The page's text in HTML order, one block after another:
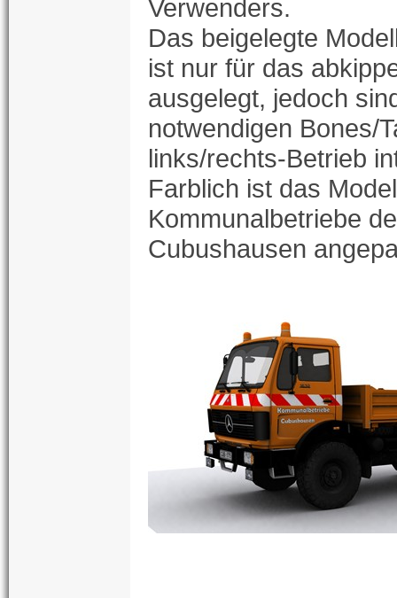
Verwenders.
Das beigelegte
ist nur für das
ausgelegt, jedoch
notwendigen Bones/
links/rechts-Betrieb
Farblich ist das
Kommunalbetriebe
Cubushausen